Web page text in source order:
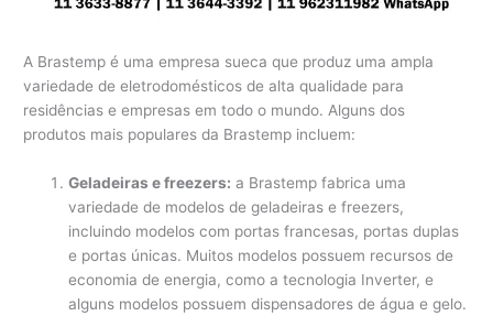
A Brastemp é uma empresa sueca que produz uma ampla
variedade de eletrodomésticos de alta qualidade para
residências e empresas em todo o mundo. Alguns dos
produtos mais populares da Brastemp incluem:
Geladeiras e freezers: a Brastemp fabrica uma
variedade de modelos de geladeiras e freezers,
incluindo modelos com portas francesas, portas duplas
e portas únicas. Muitos modelos possuem recursos de
economia de energia, como a tecnologia Inverter, e
alguns modelos possuem dispensadores de água e gelo.